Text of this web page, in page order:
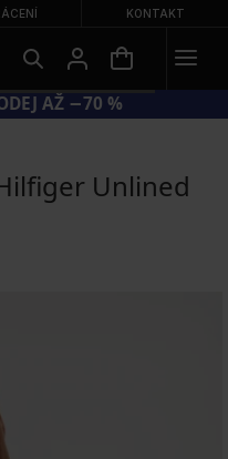
KONTAKT
AŽ −70 %
Unlined